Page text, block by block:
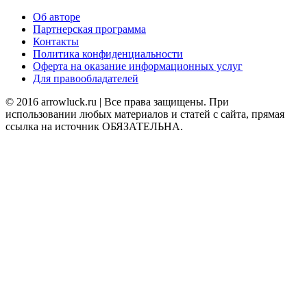
Об авторе
Партнерская программа
Контакты
Политика конфиденциальности
Оферта на оказание информационных услуг
Для правообладателей
© 2016 arrowluck.ru | Все права защищены. При
использовании любых материалов и статей с сайта, прямая
ссылка на источник ОБЯЗАТЕЛЬНА.